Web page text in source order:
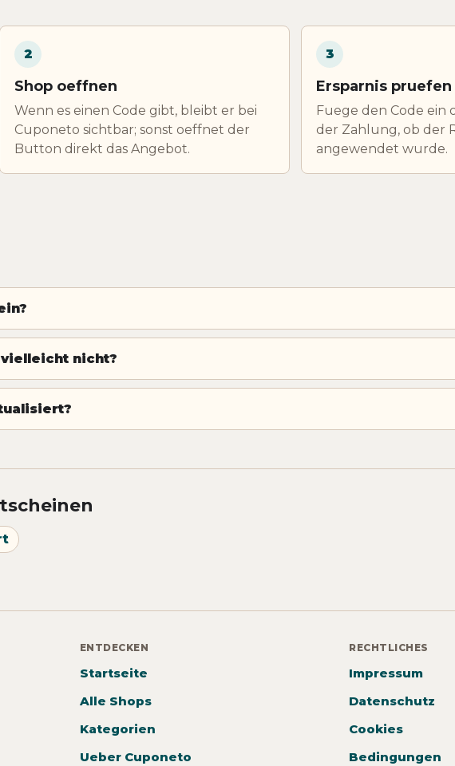
2
Shop oeffnen
Wenn es einen Code gibt, bleibt er bei
Cuponeto sichtbar; sonst oeffnet der
Button direkt das Angebot.
3
Ersparnis pruefen
Fuege den Code ein
der Zahlung, ob der
angewendet wurde.
nicht?
ENTDECKEN
Startseite
Alle Shops
Kategorien
Ueber Cuponeto
RECHTLICHES
Impressum
Datenschutz
Cookies
Bedingungen